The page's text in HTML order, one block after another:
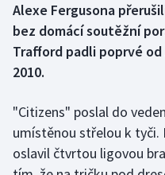
Florbal
Futsal
Gymnastika
Alexe Fergusona
bez domácí soutěžní
Trafford padli poprvé od
2010.
"Citizens" poslal do
umístěnou střelou k
oslavil čtvrtou ligovou